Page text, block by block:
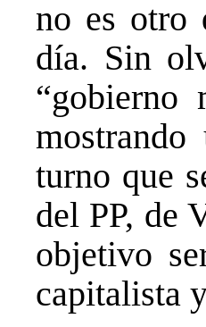
no es otro
día. Sin
“gobierno
turno que
del PP, de
objetivo
capitalista